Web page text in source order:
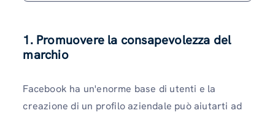
1. Promuovere la consapevolezza del
marchio
Facebook ha un'enorme base di utenti e la
creazione di un profilo aziendale può aiutarti ad